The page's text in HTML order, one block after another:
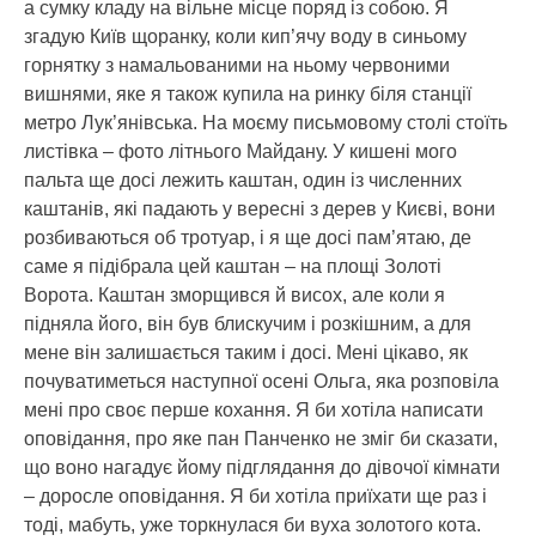
а сумку кладу на вільне місце поряд із собою. Я
згадую Київ щоранку, коли кип’ячу воду в синьому
горнятку з намальованими на ньому червоними
вишнями, яке я також купила на ринку біля станції
метро Лук’янівська. На моєму письмовому столі стоїть
листівка – фото літнього Майдану. У кишені мого
пальта ще досі лежить каштан, один із численних
каштанів, які падають у вересні з дерев у Києві, вони
розбиваються об тротуар, і я ще досі пам’ятаю, де
саме я підібрала цей каштан – на площі Золоті
Ворота. Каштан зморщився й висох, але коли я
підняла його, він був блискучим і розкішним, а для
мене він залишається таким і досі. Мені цікаво, як
почуватиметься наступної осені Ольга, яка розповіла
мені про своє перше кохання. Я би хотіла написати
оповідання, про яке пан Панченко не зміг би сказати,
що воно нагадує йому підглядання до дівочої кімнати
– доросле оповідання. Я би хотіла приїхати ще раз і
тоді, мабуть, уже торкнулася би вуха золотого кота.